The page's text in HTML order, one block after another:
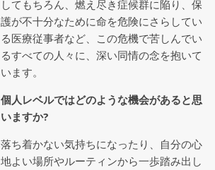
してもちろん、燃え尽き症候群に陥り、保
護が不十分なために命を危険にさらしてい
る医療従事者など、この危機で苦しんでい
るすべての人々に、深い同情の念を抱いて
います。
個人レベルではどのような機会があると思
いますか?
落ち着かない気持ちになったり、自分の心
地よい場所やルーティンから一歩踏み出し